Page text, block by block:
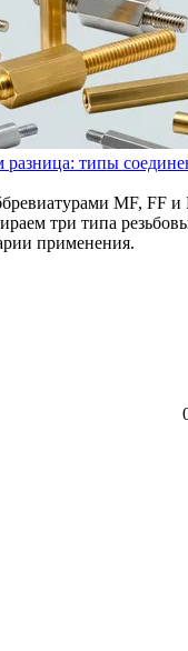
типы
MF, FF
три типа
применения.